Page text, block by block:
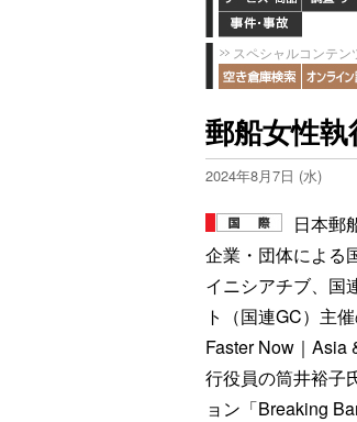
スペシャルコンテン
郵船女性
2024年8月7日 (水)
日本郵
企業・団体による
イニシアチブ、国
ト（国連GC）主
Faster Now｜Asia
行役員の筒井裕子
ョン「Breaking